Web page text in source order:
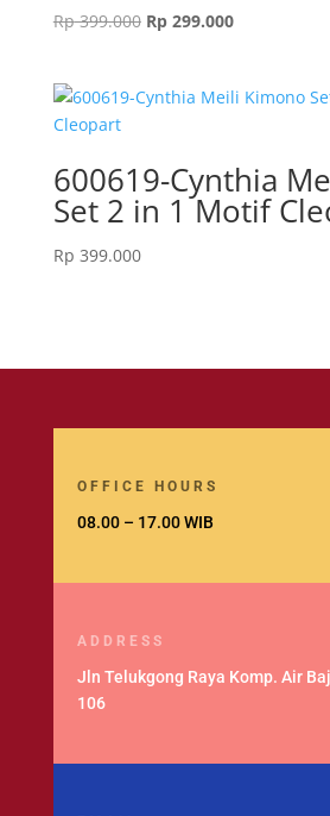
Rp399.000 Original
Rp 399.000.
Rp299.000Current
Rp 299.000.
600619-Cynthia
Set 2 in 1 Motif
Rp 399.000
OFFICE HOURS
08.00 – 17.00 WIB
ADDRESS
Jln Telukgong Raya Komp. Air
106